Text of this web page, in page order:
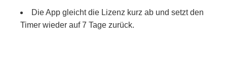
Die App gleicht die Lizenz kurz ab und setzt den
Timer wieder auf 7 Tage zurück.